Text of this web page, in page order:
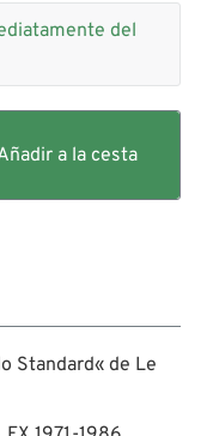
del
Standard« de Le